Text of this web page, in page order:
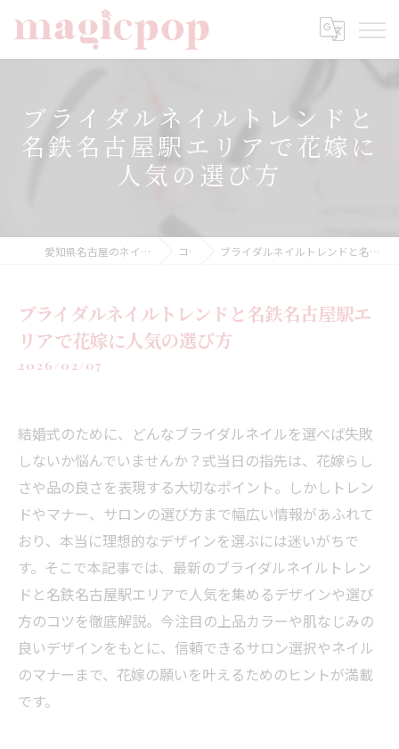
ブライダルネイルトレンドと
名鉄名古屋駅エリアで花嫁に
人気の選び方
愛知県名古屋のネイルならnailsalon magicpop コラム ブライダルネイルトレンドと名鉄名古屋駅エリアで花嫁に人気の選び方
ブライダルネイルトレンドと名鉄名古屋駅エ
リアで花嫁に人気の選び方
2026/02/07
結婚式のために、どんなブライダルネイルを選べば失敗
しないか悩んでいませんか？式当日の指先は、花嫁らし
さや品の良さを表現する大切なポイント。しかしトレン
ドやマナー、サロンの選び方まで幅広い情報があふれて
おり、本当に理想的なデザインを選ぶには迷いがちで
す。そこで本記事では、最新のブライダルネイルトレン
ドと名鉄名古屋駅エリアで人気を集めるデザインや選び
方のコツを徹底解説。今注目の上品カラーや肌なじみの
良いデザインをもとに、信頼できるサロン選択やネイル
のマナーまで、花嫁の願いを叶えるためのヒントが満載
です。